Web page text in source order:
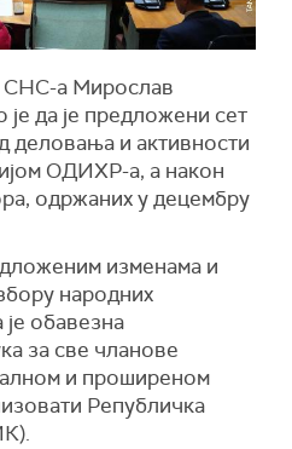
СНС-а Мирослав
да је предложени сет
деловања и активности
ОДИХР-а, а након
одржаниху децембру
изменама и
народних
је обавезна
за све чланове
и проширеном
Републичка